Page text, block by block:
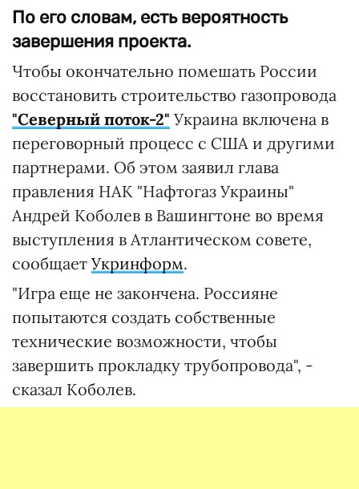
По его словам, есть вероятность
завершения проекта.
Чтобы окончательно помешать России
восстановить строительство газопровода
"Северный поток-2" Украина включена в
переговорный процесс с США и другими
партнерами. Об этом заявил глава
правления НАК "Нафтогаз Украины"
Андрей Коболев в Вашингтоне во время
выступления в Атлантическом совете,
сообщает Укринформ.
"Игра еще не закончена. Россияне
попытаются создать собственные
технические возможности, чтобы
завершить прокладку трубопровода", -
сказал Коболев.